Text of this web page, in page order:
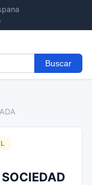
Buscar